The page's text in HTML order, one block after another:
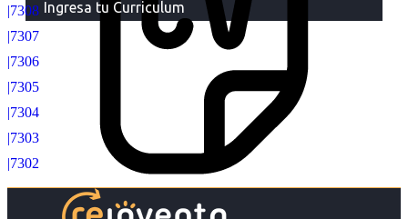
Ingresa tu Curriculum
|7308
|7307
|7306
|7305
|7304
|7303
|7302